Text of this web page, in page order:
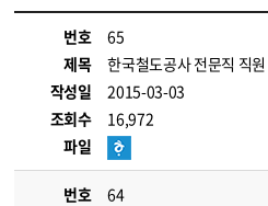
번호
65
제목
한국철도공사 전문직 직
작성일
2015-03-03
조회수
16,972
파일
번호
64